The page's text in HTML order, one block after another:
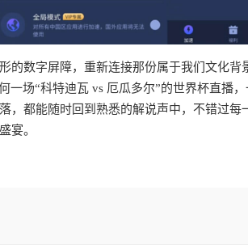
的数字屏障，重新连接那份属于我们文化背
一场“科特迪瓦 vs 厄瓜多尔”的世界杯直播
，都能随时回到熟悉的解说声中，不错过每
宴。